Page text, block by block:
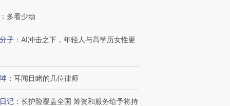
： 多看少动
子 ： AI冲击之下，年轻人与高学历女性更
： 耳闻目睹的几位律师
记 ： 长护险覆盖全国 筹资和服务给予将持